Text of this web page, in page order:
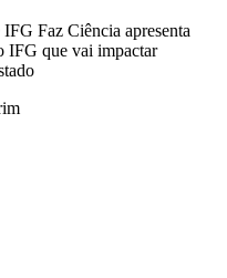
Faz Ciência apresenta
IFG que vai impactar